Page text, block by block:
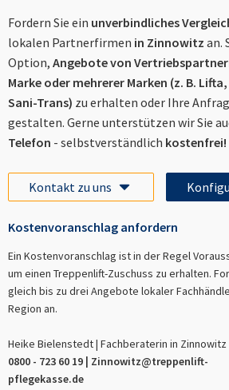
Fordern Sie ein unverbindliches
lokalen Partnerfirmen in Zinnowitz an.
Option, Angebote von
Marke oder mehrerer Marken (z. B.
Sani-Trans) zu erhalten oder Ihre
gestalten. Gerne unterstützen wir Sie
Telefon - selbstverständlich kostenfrei!
Kontakt zu uns
Kostenvoranschlag anfordern
Ein Kostenvoranschlag ist in der Regel
um einen Treppenlift-Zuschuss zu erhalten.
gleich bis zu drei Angebote lokaler
Region an.
Heike Bielenstedt | Fachberaterin in Zinnowitz
0800 - 723 60 19 | Zinnowitz@treppenlift-
pflegekasse.de